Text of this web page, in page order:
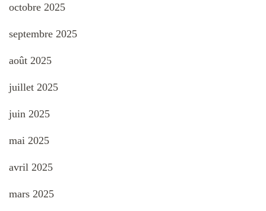
octobre 2025
septembre 2025
août 2025
juillet 2025
juin 2025
mai 2025
avril 2025
mars 2025